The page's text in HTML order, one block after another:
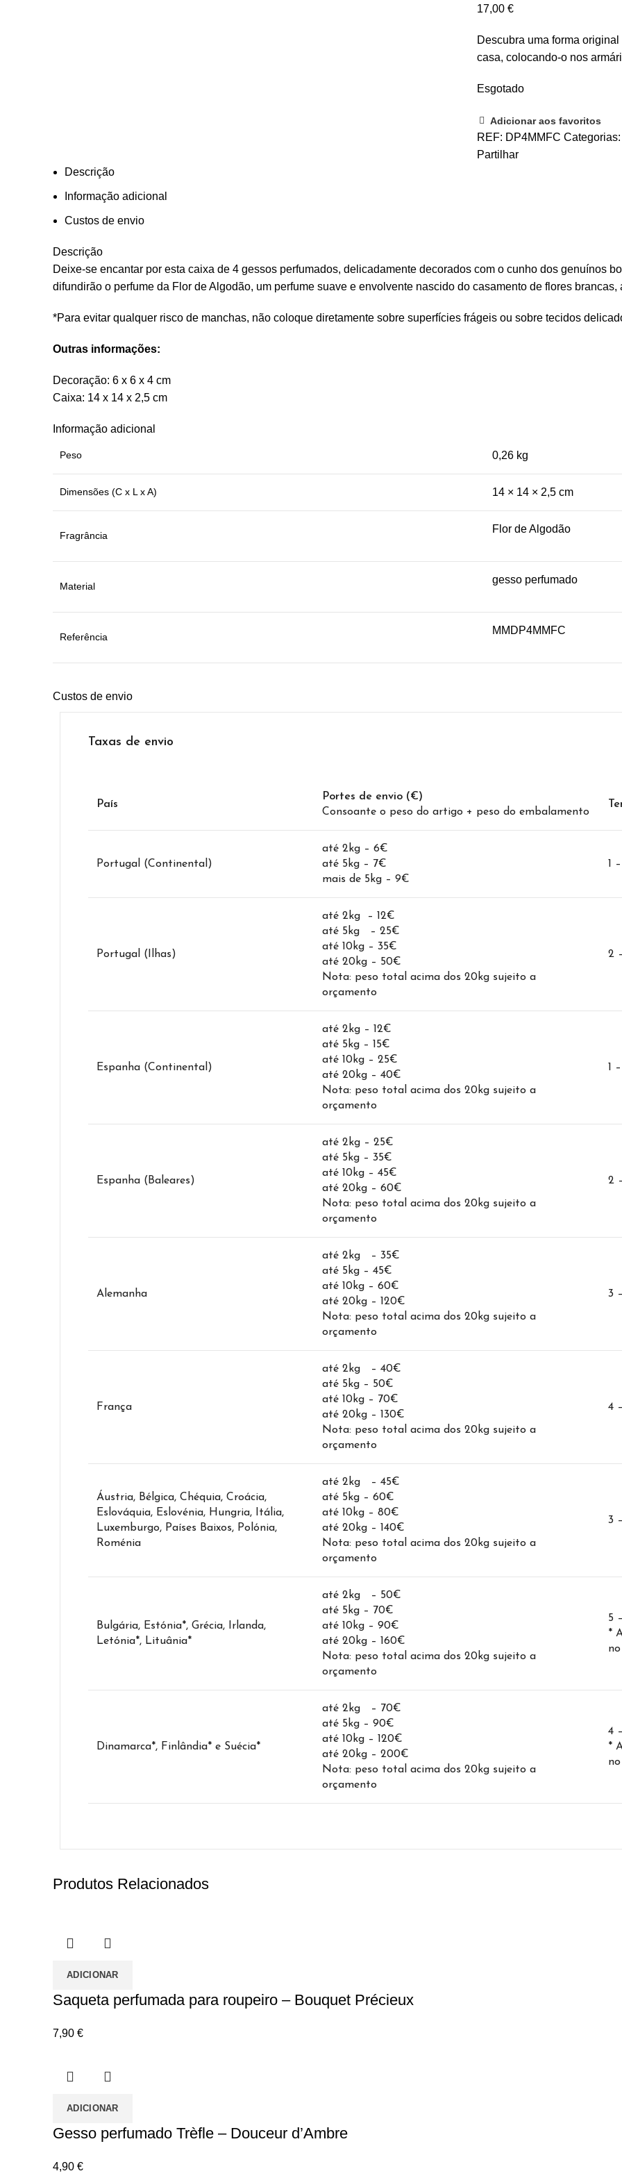
17,00 €
Descubra uma forma
casa, colocando-o nos
Esgotado
Adicionar aos favoritos
REF: DP4MMFC
Partilhar
Descrição
Informação adicional
Custos de envio
Descrição
Deixe-se encantar por esta caixa de 4 gessos perfumados, delicadamente decorados com o cunho dos genuínos
difundirão o perfume da Flor de Algodão, um perfume suave e envolvente nascido do casamento de flores
*Para evitar qualquer risco de manchas, não coloque diretamente sobre superfícies frágeis ou sobre tecidos
Outras informações:
Decoração: 6 x 6 x 4 cm
Caixa: 14 x 14 x 2,5 cm
Informação adicional
Peso 0,26 kg
Dimensões (C x L x A) 14 × 14 × 2,5 cm
Fragrância
Flor de Algodão
Material
gesso perfumado
Referência
MMDP4MMFC
Custos de envio
Taxas de envio
País
Portes de envio (€)
Consoante o peso do artigo + peso do embalamento
Portugal (Continental)
até 2kg – 6€
até 5kg – 7€
mais de 5kg – 9€
1
Portugal (Ilhas)
até 2kg – 12€
até 5kg – 25€
até 10kg – 35€
até 20kg – 50€
Nota: peso total acima dos 20kg sujeito a
orçamento
2
Espanha (Continental)
até 2kg – 12€
até 5kg – 15€
até 10kg – 25€
até 20kg – 40€
Nota: peso total acima dos 20kg sujeito a
orçamento
1
Espanha (Baleares)
até 2kg – 25€
até 5kg – 35€
até 10kg – 45€
até 20kg – 60€
Nota: peso total acima dos 20kg sujeito a
orçamento
2
Alemanha
até 2kg – 35€
até 5kg – 45€
até 10kg – 60€
até 20kg – 120€
Nota: peso total acima dos 20kg sujeito a
orçamento
3
França
até 2kg – 40€
até 5kg – 50€
até 10kg – 70€
até 20kg – 130€
Nota: peso total acima dos 20kg sujeito a
orçamento
4
Áustria, Bélgica, Chéquia, Croácia,
Eslováquia, Eslovénia, Hungria, Itália,
Luxemburgo, Países Baixos, Polónia,
Roménia
até 2kg – 45€
até 5kg – 60€
até 10kg – 80€
até 20kg – 140€
Nota: peso total acima dos 20kg sujeito a
orçamento
3
Bulgária, Estónia*, Grécia, Irlanda,
Letónia*, Lituânia*
até 2kg – 50€
até 5kg – 70€
até 10kg – 90€
até 20kg – 160€
Nota: peso total acima dos 20kg sujeito a
orçamento
5
*
Dinamarca*, Finlândia* e Suécia*
até 2kg – 70€
até 5kg – 90€
até 10kg – 120€
até 20kg – 200€
Nota: peso total acima dos 20kg sujeito a
orçamento
4
*
Produtos Relacionados
ADICIONAR
Saqueta perfumada para roupeiro – Bouquet Précieux
7,90 €
ADICIONAR
Gesso perfumado Trèfle – Douceur d’Ambre
4,90 €